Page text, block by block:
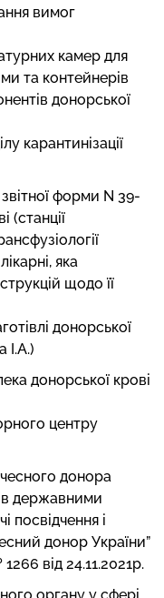
вимог
камер для
та контейнерів
донорської
карантинізації
звітної форми N 39-
(станції
яка
щодо її
донорської
І.А.)
донорської крові
центру
донора
державними
посвідчення і
донор України”
від 24.11.2021р.